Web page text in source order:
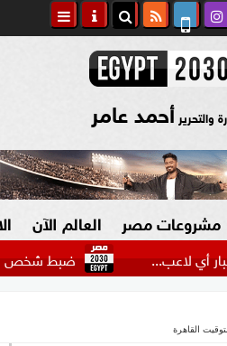
والتحرير أحمد عامر
مشروعات مصر
صنع في مصر
العالم الآن
ضبط شخص انتحل صفة
بتوقيت القاهرة